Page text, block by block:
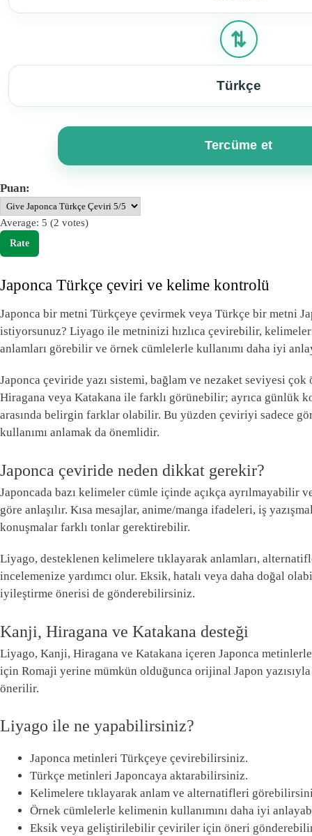
⇄
Türkçe
Tercüme et
Puan:
Average: 5 (2 votes)
Japonca Türkçe çeviri ve kelime kontrolü
Japonca bir metni Türkçeye çevirmek veya Türkçe bir metni
istiyorsunuz? Liyago ile metninizi hızlıca çevirebilir,
anlamları görebilir ve örnek cümlelerle kullanımı daha iyi
Japonca çeviride yazı sistemi, bağlam ve nezaket seviyesi
Hiragana veya Katakana ile farklı görünebilir; ayrıca günlük
arasında belirgin farklar olabilir. Bu yüzden çeviriyi sadece
kullanımı anlamak da önemlidir.
Japonca çeviride neden dikkat gerekir?
Japoncada bazı kelimeler cümle içinde açıkça ayrılmayabilir
göre anlaşılır. Kısa mesajlar, anime/manga ifadeleri, iş
konuşmalar farklı tonlar gerektirebilir.
Liyago, desteklenen kelimelere tıklayarak anlamları,
incelemenize yardımcı olur. Eksik, hatalı veya daha doğal
iyileştirme önerisi de gönderebilirsiniz.
Kanji, Hiragana ve Katakana desteği
Liyago, Kanji, Hiragana ve Katakana içeren Japonca
için Romaji yerine mümkün olduğunca orijinal Japon yazısıyla
önerilir.
Liyago ile ne yapabilirsiniz?
Japonca metinleri Türkçeye çevirebilirsiniz.
Türkçe metinleri Japoncaya aktarabilirsiniz.
Kelimelere tıklayarak anlam ve alternatifleri
Örnek cümlelerle kelimenin kullanımını daha iyi
Eksik veya geliştirilebilir çeviriler için öneri